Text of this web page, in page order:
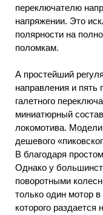
переключателю
напряжении. Это
полярности на
поломкам.
А простейший
направления и
галетного
миниатюрный
локомотива.
дешевого
В благодаря
Однако у
поворотными
только один мотор
которого